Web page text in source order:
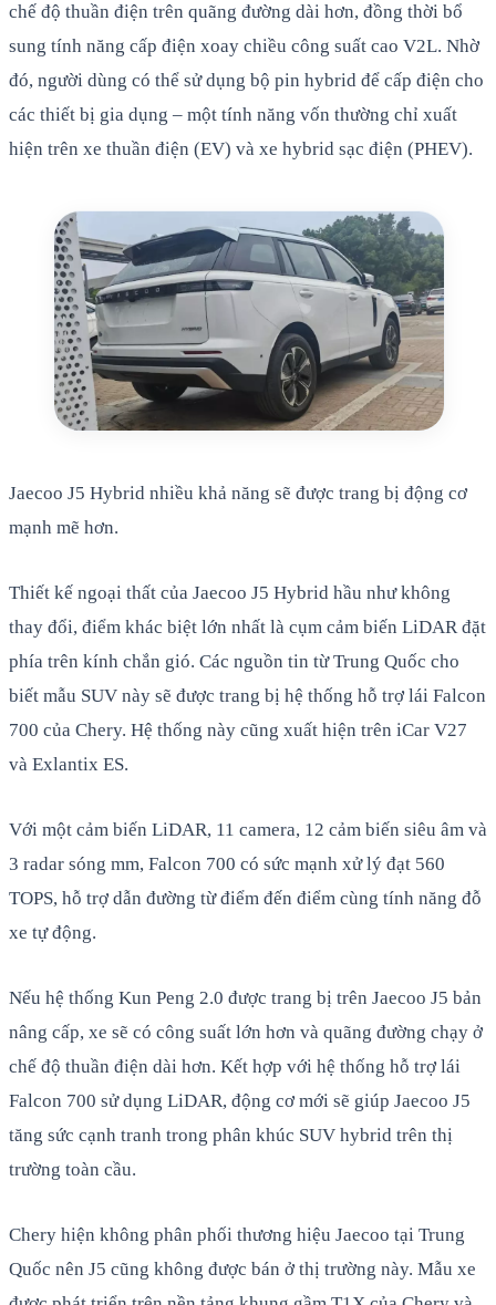
chế độ thuần điện trên quãng đường dài hơn, đồng thời bổ
sung tính năng cấp điện xoay chiều công suất cao V2L. Nhờ
đó, người dùng có thể sử dụng bộ pin hybrid để cấp điện cho
các thiết bị gia dụng – một tính năng vốn thường chỉ xuất
hiện trên xe thuần điện (EV) và xe hybrid sạc điện (PHEV).
Jaecoo J5 Hybrid nhiều khả năng sẽ được trang bị động cơ
mạnh mẽ hơn.
Thiết kế ngoại thất của Jaecoo J5 Hybrid hầu như không
thay đổi, điểm khác biệt lớn nhất là cụm cảm biến LiDAR đặt
phía trên kính chắn gió. Các nguồn tin từ Trung Quốc cho
biết mẫu SUV này sẽ được trang bị hệ thống hỗ trợ lái Falcon
700 của Chery. Hệ thống này cũng xuất hiện trên iCar V27
và Exlantix ES.
Với một cảm biến LiDAR, 11 camera, 12 cảm biến siêu âm và
3 radar sóng mm, Falcon 700 có sức mạnh xử lý đạt 560
TOPS, hỗ trợ dẫn đường từ điểm đến điểm cùng tính năng đỗ
xe tự động.
Nếu hệ thống Kun Peng 2.0 được trang bị trên Jaecoo J5 bản
nâng cấp, xe sẽ có công suất lớn hơn và quãng đường chạy ở
chế độ thuần điện dài hơn. Kết hợp với hệ thống hỗ trợ lái
Falcon 700 sử dụng LiDAR, động cơ mới sẽ giúp Jaecoo J5
tăng sức cạnh tranh trong phân khúc SUV hybrid trên thị
trường toàn cầu.
Chery hiện không phân phối thương hiệu Jaecoo tại Trung
Quốc nên J5 cũng không được bán ở thị trường này. Mẫu xe